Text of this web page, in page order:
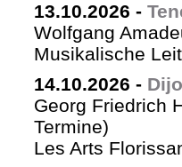
13.10.2026 -
Wolfgang
Musikalische
14.10.2026 -
Georg Friedrich
Termine)
Les Arts